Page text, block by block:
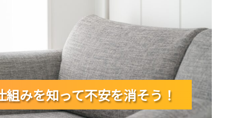
みを知って不安を消そう！
みを知って不安を消そう！
みを知って不安を消そう！